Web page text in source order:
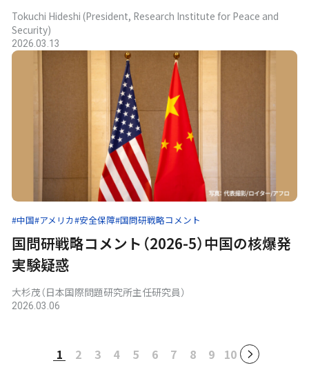
Tokuchi Hideshi (President, Research Institute for Peace and
Security)
2026.03.13
#中国#アメリカ#安全保障#国問研戦略コメント
国問研戦略コメント（2026-5）中国の核爆発
実験疑惑
大杉茂（日本国際問題研究所主任研究員）
2026.03.06
1 2 3 4 5 6 7 8 9 10